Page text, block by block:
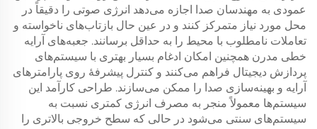
عمودی به مهندسان صدا اجازه می‌دهد انرژی صوتی را دقیقاً در
محل مورد نیاز متمرکز کنند و در عین حال بازتاب‌های ناخواسته و
تعاملات نامطلوب با محیط را به حداقل برسانند. جعبه‌های آرایه
خطی مدرن همچنین امکان ادغام بسیار بهتری با سیستم‌های
پردازش دیجیتال فراهم می‌کنند و کنترل پیشرفۀ روی پارامترهای
آرایه و بهینه‌سازی صدا را ممکن می‌سازند. طراحی کارآمد این
سیستم‌ها معمولاً منجر به مصرف انرژی کمتری نسبت به
سیستم‌های سنتی می‌شود در حالی که سطح خروجی بالاتری را